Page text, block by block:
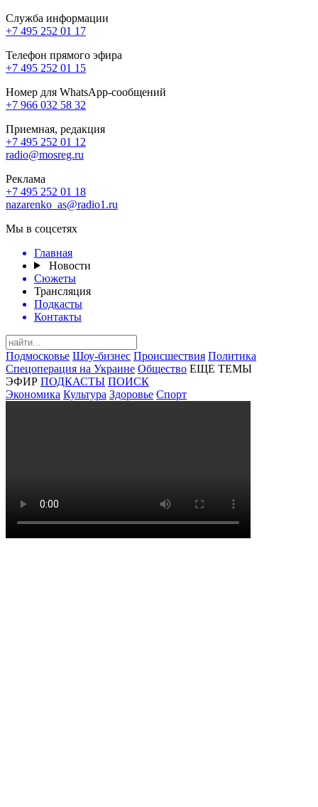
Служба информации
+7 495 252 01 17
Телефон прямого эфира
+7 495 252 01 15
Номер для WhatsApp-сообщений
+7 966 032 58 32
Приемная, редакция
+7 495 252 01 12
radio@mosreg.ru
Реклама
+7 495 252 01 18
nazarenko_as@radio1.ru
Мы в соцсетях
Главная
Новости
Сюжеты
Трансляция
Подкасты
Контакты
Подмосковье Шоу-бизнес Происшествия Политика
Спецоперация на Украине Общество ЕЩЕ ТЕМЫ
ЭФИР ПОДКАСТЫ ПОИСК
Экономика Культура Здоровье Спорт